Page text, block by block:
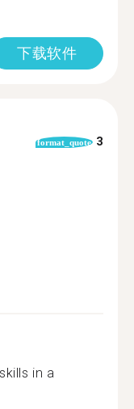
下载软件
format_quote 3
in a